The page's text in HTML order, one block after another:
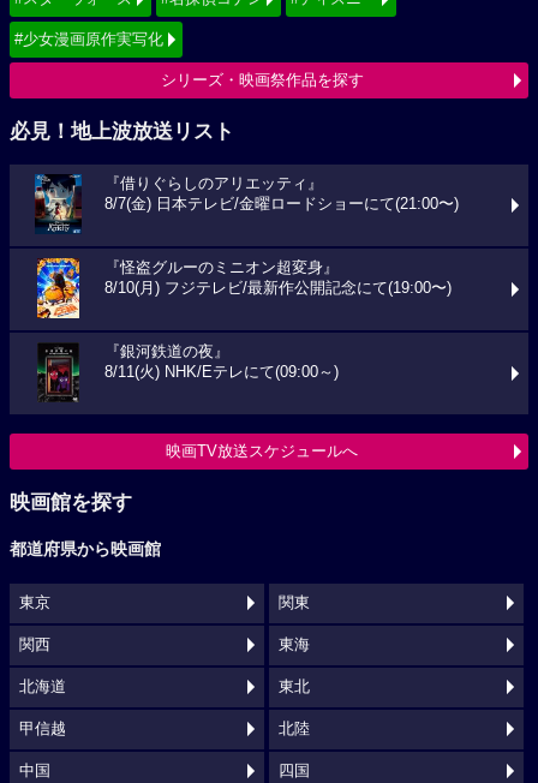
#少女漫画原作実写化
シリーズ・映画祭作品を探す
必見！地上波放送リスト
『借りぐらしのアリエッティ』
8/7(金) 日本テレビ/金曜ロードショーにて(21:00〜)
『怪盗グルーのミニオン超変身』
8/10(月) フジテレビ/最新作公開記念にて(19:00〜)
『銀河鉄道の夜』
8/11(火) NHK/Eテレにて(09:00～)
映画TV放送スケジュールへ
映画館を探す
都道府県から映画館
東京 関東
関西 東海
北海道 東北
甲信越 北陸
中国 四国